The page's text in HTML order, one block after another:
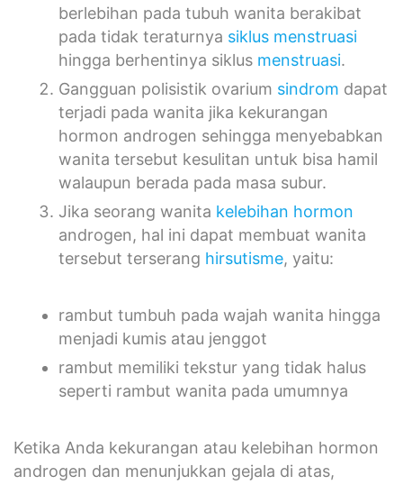
berlebihan pada tubuh wanita berakibat
pada tidak teraturnya siklus menstruasi
hingga berhentinya siklus menstruasi.
Gangguan polisistik ovarium sindrom dapat
terjadi pada wanita jika kekurangan
hormon androgen sehingga menyebabkan
wanita tersebut kesulitan untuk bisa hamil
walaupun berada pada masa subur.
Jika seorang wanita kelebihan hormon
androgen, hal ini dapat membuat wanita
tersebut terserang hirsutisme, yaitu:
rambut tumbuh pada wajah wanita hingga
menjadi kumis atau jenggot
rambut memiliki tekstur yang tidak halus
seperti rambut wanita pada umumnya
Ketika Anda kekurangan atau kelebihan hormon
androgen dan menunjukkan gejala di atas,